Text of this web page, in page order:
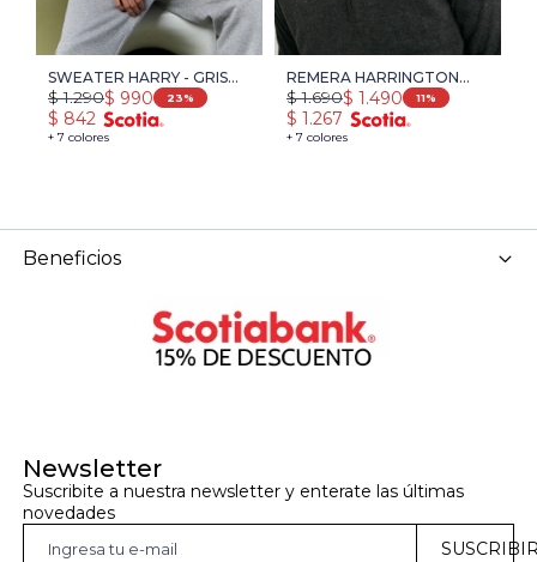
SWEATER HARRY - GRIS
MEDIO MELANGE
+ 7 colores
$ 990
$ 1.290 23
$ 842
REMERA HARRINGTON
LABEL - GRIS OSCURO
MELANGE
+ 7 colores
$ 1.490
$ 1.690 11
$ 1.267
Newsletter
Suscribite a nuestra newsletter y enterate las últimas
novedades
Beneficios